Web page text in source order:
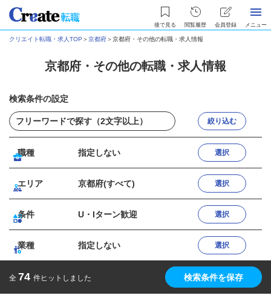
後で見る 閲覧履歴 会員登録 メニュー
クリエイト転職・求人TOP ＞京都府＞京都府・その他の転職・求人情報
京都府・その他の転職・求人情報
検索条件の設定
絞り込む
職種 指定しない 選択
エリア 京都府(すべて) 選択
条件 U・Iターン歓迎 選択
業種 指定しない 選択
全 74 件ヒットしました 検索条件を保存